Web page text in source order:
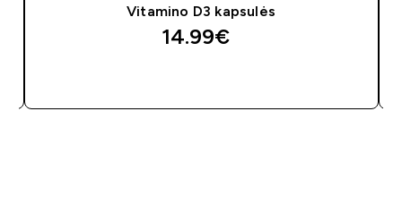
Vitamino D3 kapsulės
14.99€‎